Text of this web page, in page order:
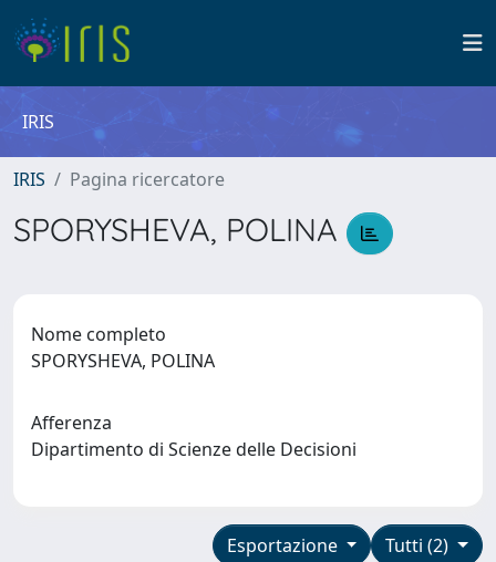
IRIS
IRIS Pagina ricercatore
SPORYSHEVA, POLINA
Nome completo
SPORYSHEVA, POLINA
Afferenza
Dipartimento di Scienze delle Decisioni
Tutti (2)
Esportazione